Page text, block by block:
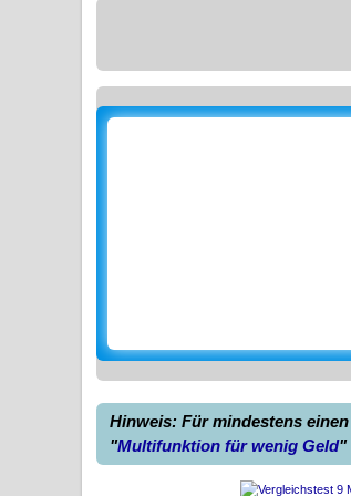
Hinweis: Für mindestens
"Multifunktion für wenig Geld"